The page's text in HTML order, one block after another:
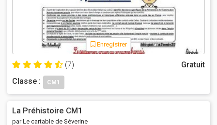
Enregistrer
(7)
Gratuit
Classe :
CM1
La Préhistoire CM1
par Le cartable de Séverine